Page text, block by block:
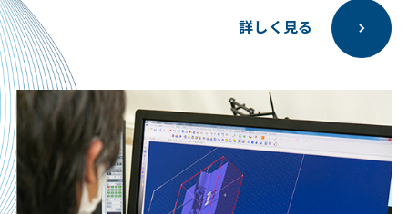
詳しく見る